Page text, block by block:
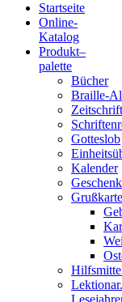
Verlag
Druckerei
gGmbH
Startseite
Online-
Katalog
Produkt–
palette
Bücher
Braille-
Gotteslob
Kalender